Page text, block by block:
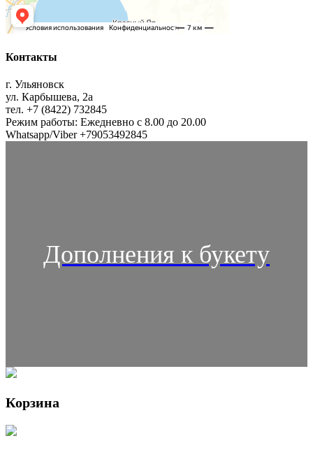
Контакты
г. Ульяновск
ул. Карбышева, 2а
тел. +7 (8422) 732845
Режим работы: Ежедневно с 8.00 до 20.00
Whatsapp/Viber +79053492845
Дополнения к букету
Корзина